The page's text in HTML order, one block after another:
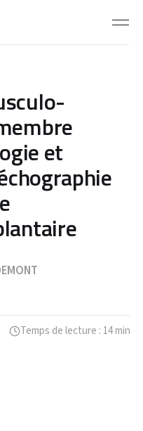
et
Temps de lecture : 14 min